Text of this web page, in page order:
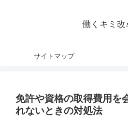
働くキミ改
サイトマップ
免許や資格の取得費用を
れないときの対処法